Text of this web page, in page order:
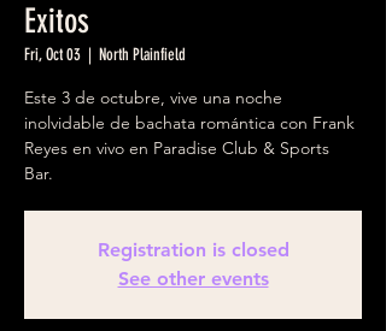
Exitos
Fri, Oct 03
  |
North Plainfield
Este 3 de octubre, vive una noche
inolvidable de bachata romántica con Frank
Reyes en vivo en Paradise Club & Sports
Bar.
Registration is closed
See other events